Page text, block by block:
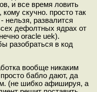
и все время ловить
скучно. просто так
нельзя, развалится
дефолтных ядрах от
oracle uek).
разобраться в код
вообще никаким
бабло дают, да
(не шибко афишируя, а